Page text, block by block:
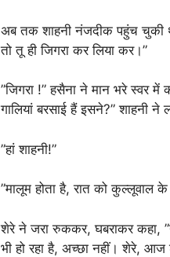
अब तक शाहनी नंजदीक पहुंच चुकी
तो तू ही जिगरा कर लिया कर।”
”जिगरा !” हसैना ने मान भरे स्वर
गालियां बरसाई हैं इसने?” शाहनी
”हां शाहनी!”
”मालूम होता है, रात को कुल्लूवाल
शेरे ने जरा रुककर, घबराकर कहा,
भी हो रहा है, अच्छा नहीं। शेरे,